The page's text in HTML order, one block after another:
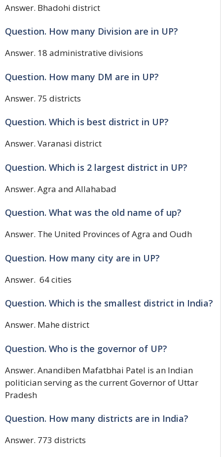
Answer. Bhadohi district
Question. How many Division are in UP?
Answer. 18 administrative divisions
Question. How many DM are in UP?
Answer. 75 districts
Question. Which is best district in UP?
Answer. Varanasi district
Question. Which is 2 largest district in UP?
Answer. Agra and Allahabad
Question. What was the old name of up?
Answer. The United Provinces of Agra and Oudh
Question. How many city are in UP?
Answer. 64 cities
Question. Which is the smallest district in India?
Answer. Mahe district
Question. Who is the governor of UP?
Answer. Anandiben Mafatbhai Patel is an Indian
politician serving as the current Governor of Uttar
Pradesh
Question. How many districts are in India?
Answer. 773 districts